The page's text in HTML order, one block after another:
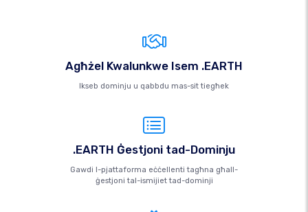
Agħżel Kwalunkwe Isem .EARTH
Ikseb dominju u qabbdu mas-sit tiegħek
.EARTH Ġestjoni tad-Dominju
Gawdi l-pjattaforma eċċellenti tagħna għall-
ġestjoni tal-ismijiet tad-dominji